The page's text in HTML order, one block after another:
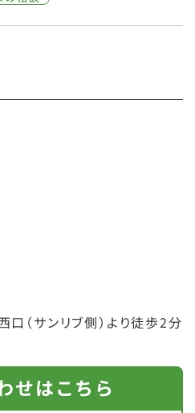
（サンリブ側）より徒歩2分
せはこちら